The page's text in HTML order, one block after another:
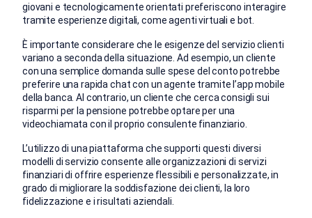
giovani e tecnologicamente orientati preferiscono interagire
tramite esperienze digitali, come agenti virtuali e bot.
È importante considerare che le esigenze del servizio clienti
variano a seconda della situazione. Ad esempio, un cliente
con una semplice domanda sulle spese del conto potrebbe
preferire una rapida chat con un agente tramite l’app mobile
della banca. Al contrario, un cliente che cerca consigli sui
risparmi per la pensione potrebbe optare per una
videochiamata con il proprio consulente finanziario.
L’utilizzo di una piattaforma che supporti questi diversi
modelli di servizio consente alle organizzazioni di servizi
finanziari di offrire esperienze flessibili e personalizzate, in
grado di migliorare la soddisfazione dei clienti, la loro
fidelizzazione e i risultati aziendali.